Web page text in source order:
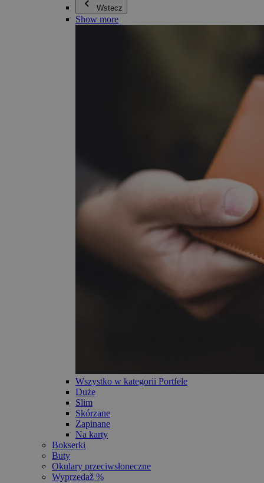
Wstecz
Show more
Wszystko w kategorii Portfele
Duże
Slim
Skórzane
Zapinane
Na karty
Bokserki
Buty
Okulary przeciwsłoneczne
Wyprzedaž %